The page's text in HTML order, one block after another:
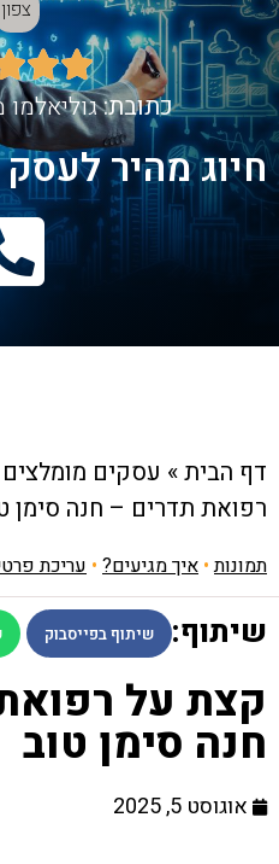
צפון


כתובת:גוליאלמו
חיוג מהיר לעסק
דף הבית» עסקים מומלצים
רפואת תדרים – חנה סימן
תמונות• איך מגיעים? • עריכת
שיתוף: שיתוף בפייסבוק
קצת על
חנה סימן טוב
אוגוסט 5, 2025